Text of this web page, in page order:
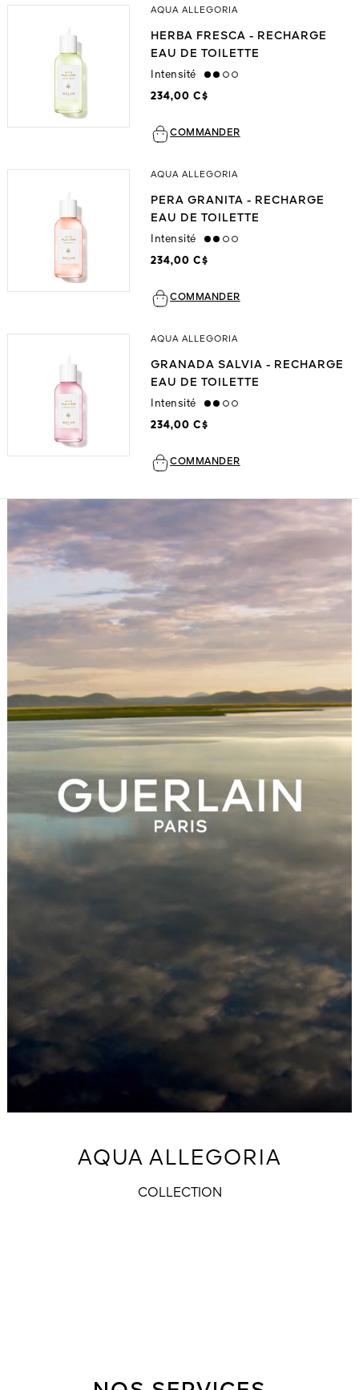
AQUA ALLEGORIA
HERBA FRESCA - RECHARGE
EAU DE TOILETTE
Intensité medium
234,00 C$
COMMANDER
AQUA ALLEGORIA
PERA GRANITA - RECHARGE
EAU DE TOILETTE
Intensité medium
234,00 C$
COMMANDER
AQUA ALLEGORIA
GRANADA SALVIA - RECHARGE
EAU DE TOILETTE
Intensité medium
234,00 C$
COMMANDER
AQUA ALLEGORIA
COLLECTION